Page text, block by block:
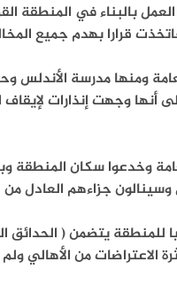
بالبناء في المنطقة
قرارا بهدم جميع
ومنها مدرسة الأندلس
أنها وجهت إنذارات
وخدعوا سكان المنطقة
جزاءهم العادل من
يتضمن ( الحدائق
من الأهالي